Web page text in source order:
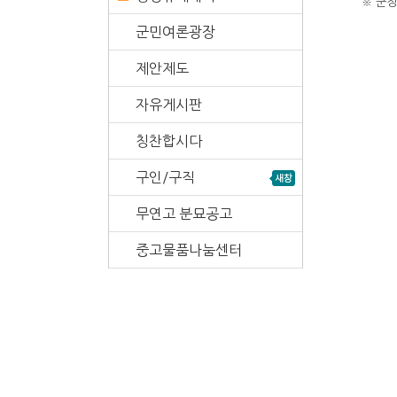
※ 군정
군민여론광장
제안제도
자유게시판
칭찬합시다
구인/구직
무연고 분묘공고
중고물품나눔센터